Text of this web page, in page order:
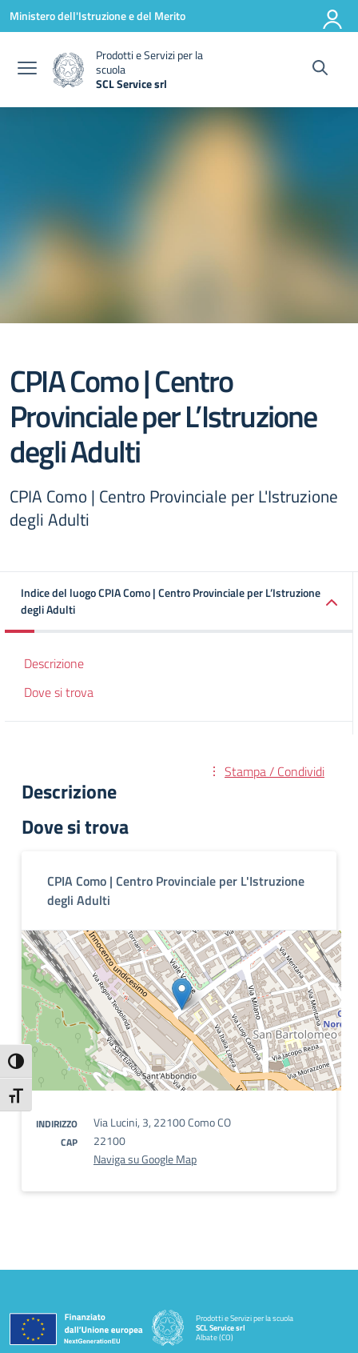
Attiva/disattiva alto contrasto
Attiva/disattiva dimensione testo
Vai ai contenuti
Vai al menu di navigazione
Vai al footer
Ministero dell'Istruzione e del Merito
Prodotti e Servizi per la
scuola
SCL Service srl
CPIA Como | Centro
Provinciale per L’Istruzione
degli Adulti
CPIA Como | Centro Provinciale per L'Istruzione
degli Adulti
Indice del luogo CPIA Como | Centro Provinciale per L’Istruzione
degli Adulti
Descrizione
Dove si trova
Stampa / Condividi
Descrizione
Dove si trova
CPIA Como | Centro Provinciale per L'Istruzione
degli Adulti
INDIRIZZO Via Lucini, 3, 22100 Como CO
CAP
22100
Naviga su Google Map
Prodotti e Servizi per la scuola
SCL Service srl
Albate (CO)
— Visita la pagina iniziale della scuola